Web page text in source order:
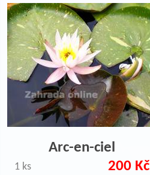
Arc-en-ciel
1 ks 200 Kč